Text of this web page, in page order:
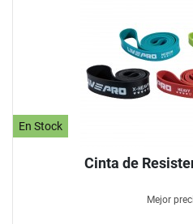
En Stock
Cinta de
Mejor